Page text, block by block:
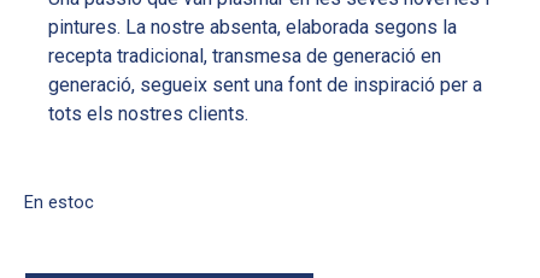
pintures. La nostre absenta, elaborada segons la
recepta tradicional, transmesa de generació en
generació, segueix sent una font de inspiració per a
tots els nostres clients.
En estoc